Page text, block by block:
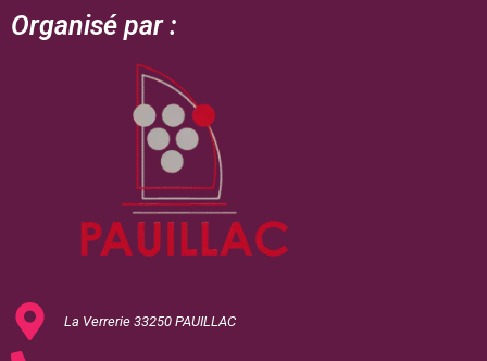
Organisé par :
La Verrerie 33250 PAUILLAC